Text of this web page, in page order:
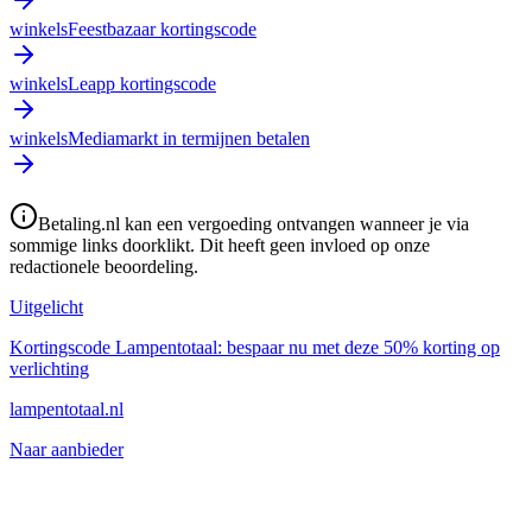
winkelsFeestbazaar kortingscode
winkelsLeapp kortingscode
winkelsMediamarkt in termijnen betalen
Betaling.nl kan een vergoeding ontvangen wanneer je via
sommige links doorklikt. Dit heeft geen invloed op onze
redactionele beoordeling.
Uitgelicht
Kortingscode Lampentotaal: bespaar nu met deze 50% korting op
verlichting
lampentotaal.nl
Naar aanbieder